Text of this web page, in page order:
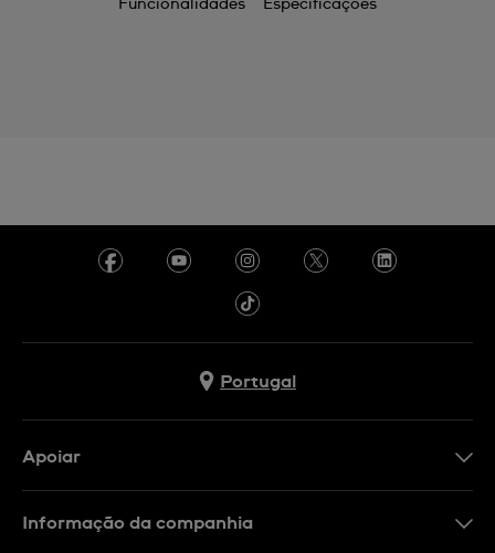
Funcionalidades Especificações
Portugal
Apoiar
Informação da companhia